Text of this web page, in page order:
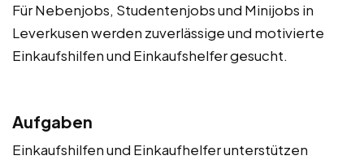
Für Nebenjobs, Studentenjobs und Minijobs in
Leverkusen werden zuverlässige und motivierte
Einkaufshilfen und Einkaufshelfer gesucht.
Aufgaben
Einkaufshilfen und Einkaufhelfer unterstützen